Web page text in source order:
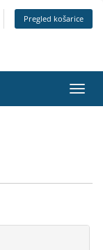
Pregled košarice